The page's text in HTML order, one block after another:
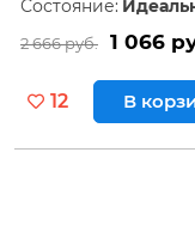
Состояние:
2 666 руб. 1 066
12 В